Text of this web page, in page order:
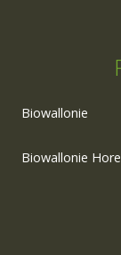
Biowallonie
Biowallonie